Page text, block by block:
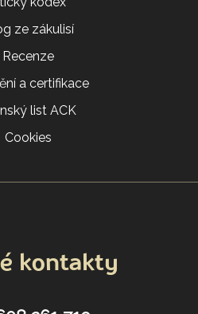
ze zákulisí
Recenze
a certifikace
list ACK
Cookies
kontakty